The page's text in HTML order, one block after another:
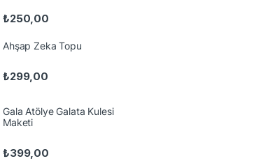
₺250,00
Ahşap Zeka Topu
₺299,00
Gala Atölye Galata Kulesi
Maketi
₺399,00